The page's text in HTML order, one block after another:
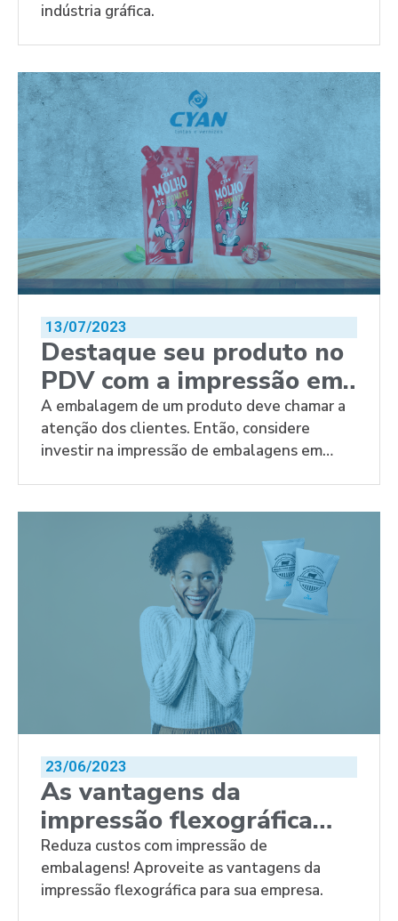
indústria gráfica.
13/07/2023
Destaque seu produto no
PDV com a impressão em
rotogravura
A embalagem de um produto deve chamar a
atenção dos clientes. Então, considere
investir na impressão de embalagens em
23/06/2023
As vantagens da
impressão flexográfica
para embalagens
Reduza custos com impressão de
embalagens! Aproveite as vantagens da
impressão flexográfica para sua empresa.